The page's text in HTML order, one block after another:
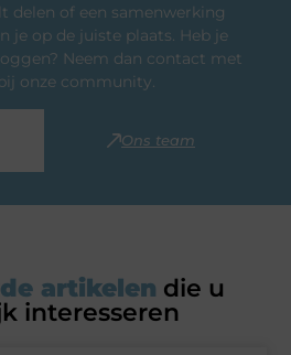
delen of een samenwerking
je op de juiste plaats. Heb je
Neem dan contact met
onze community.
Ons team
artikelen die u
interesseren